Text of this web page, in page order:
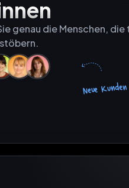
genau die Menschen,
Neue